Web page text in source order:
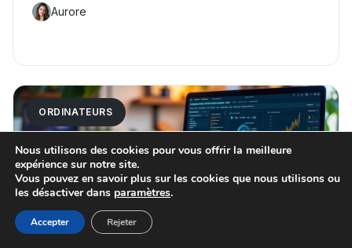
Aurore
ORDINATEURS
Nous utilisons des cookies pour vous offrir la meilleure
expérience sur notre site.
Vous pouvez en savoir plus sur les cookies que nous utilisons ou
les désactiver dans paramètres.
Accepter Rejeter